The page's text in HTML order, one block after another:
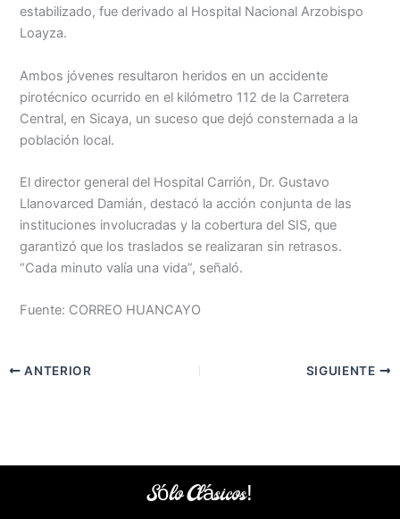
estabilizado, fue derivado al Hospital Nacional Arzobispo
Loayza.
Ambos jóvenes resultaron heridos en un accidente
pirotécnico ocurrido en el kilómetro 112 de la Carretera
Central, en Sicaya, un suceso que dejó consternada a la
población local.
El director general del Hospital Carrión, Dr. Gustavo
Llanovarced Damián, destacó la acción conjunta de las
instituciones involucradas y la cobertura del SIS, que
garantizó que los traslados se realizaran sin retrasos.
“Cada minuto valía una vida”, señaló.
Fuente: CORREO HUANCAYO
ANTERIOR SIGUIENTE
Sólo Clásicos!